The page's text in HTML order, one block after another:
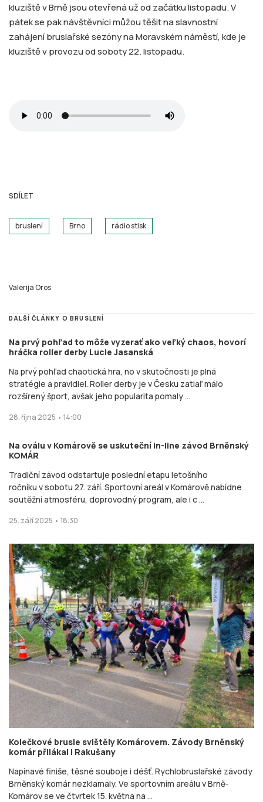
kluziště v Brně jsou otevřená už od začátku listopadu. V
pátek se pak návštěvníci můžou těšit na slavnostní
zahájení bruslařské sezóny na Moravském náměstí, kde je
kluziště v provozu od soboty 22. listopadu.
SDÍLET
bruslení Brno rádio stisk
Valerija Oros
DALŠÍ ČLÁNKY O BRUSLENÍ
Na prvý pohľad to môže vyzerať ako veľký chaos, hovorí
hráčka roller derby Lucie Jasanská
Na prvý pohľad chaotická hra, no v skutočnosti je plná
stratégie a pravidiel. Roller derby je v Česku zatiaľ málo
rozšírený šport, avšak jeho popularita pomaly ...
28. října 2025 • 14:00
Na oválu v Komárově se uskuteční in-line závod Brněnský
KOMÁR
Tradiční závod odstartuje poslední etapu letošního
ročníku v sobotu 27. září. Sportovní areál v Komárově nabídne
soutěžní atmosféru, doprovodný program, ale i c ...
25. září 2025 • 18:30
Kolečkové brusle svištěly Komárovem. Závody Brněnský
komár přilákal i Rakušany
Napínavé finiše, těsné souboje i déšť. Rychlobruslařské závody
Brněnský komár nezklamaly. Ve sportovním areálu v Brně-
Komárov se ve čtvrtek 15. května na ...